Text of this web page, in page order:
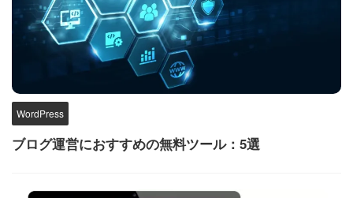
WordPress
ブログ運営におすすめの無料ツール：5選